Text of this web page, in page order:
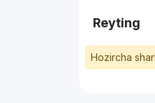
Reyting
Hozircha